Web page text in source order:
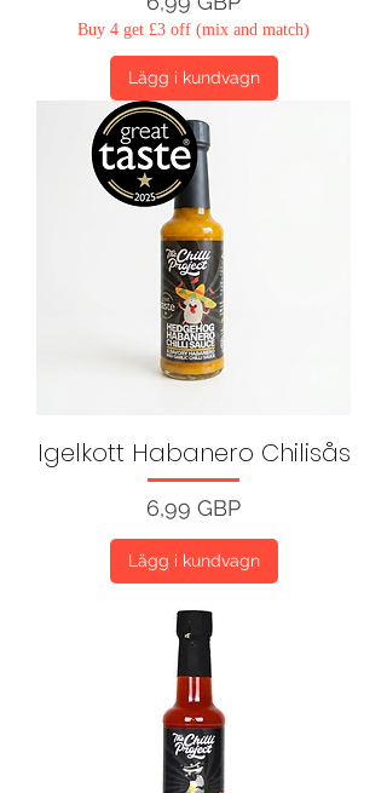
Buy 4 get £3 off (mix and match)
Lägg i kundvagn
Igelkott Habanero Chilisås
Pris
6,99 GBP
Lägg i kundvagn